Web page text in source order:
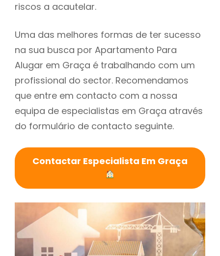
riscos a acautelar.
Uma das melhores formas de ter sucesso
na sua busca por Apartamento Para
Alugar em Graça é trabalhando com um
profissional do sector. Recomendamos
que entre em contacto com a nossa
equipa de especialistas em Graça através
do formulário de contacto seguinte.
Contactar Especialista Em Graça